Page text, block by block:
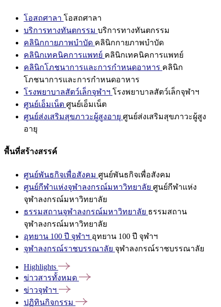
โอสถศาลา โอสถศาลา
บริการทางทันตกรรม บริการทางทันตกรรม
คลินิกกายภาพบำบัด คลินิกกายภาพบำบัด
คลินิกเทคนิคการแพทย์ คลินิกเทคนิคการแพทย์
คลินิกโภชนาการและการกำหนดอาหาร คลินิก
โภชนาการและการกำหนดอาหาร
โรงพยาบาลสัตว์เล็กจุฬาฯ โรงพยาบาลสัตว์เล็กจุฬาฯ
ศูนย์เอ็มเน็ต ศูนย์เอ็มเน็ต
ศูนย์ส่งเสริมสุขภาวะผู้สูงอายุ ศูนย์ส่งเสริมสุขภาวะผู้สูง
อายุ
พื้นที่สร้างสรรค์
ศูนย์พันธกิจเพื่อสังคม ศูนย์พันธกิจเพื่อสังคม
ศูนย์กีฬาแห่งจุฬาลงกรณ์มหาวิทยาลัย ศูนย์กีฬาแห่ง
จุฬาลงกรณ์มหาวิทยาลัย
ธรรมสถานจุฬาลงกรณ์มหาวิทยาลัย ธรรมสถาน
จุฬาลงกรณ์มหาวิทยาลัย
อุทยาน 100 ปี จุฬาฯ อุทยาน 100 ปี จุฬาฯ
จุฬาลงกรณ์ราชบรรณาลัย จุฬาลงกรณ์ราชบรรณาลัย
Highlights
ข่าวสารทั้งหมด
ข่าวจุฬาฯ
ปฏิทินกิจกรรม